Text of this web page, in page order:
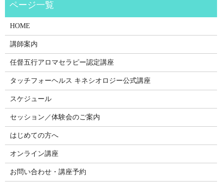
HOME
講師案内
任督五行アロマセラピー認定講座
タッチフォーヘルス キネシオロジー公式講座
スケジュール
セッション／体験会のご案内
はじめての方へ
オンライン講座
お問い合わせ・講座予約